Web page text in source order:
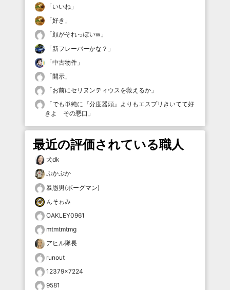
「いいね 」
「好き 」
「顔がそれっぽいw 」
「新フレーバーかな？ 」
「中古物件 」
「開示 」
「お前にセリヌンティウスを救えるか 」
「でも単純に『分度器頭』よりもエスプリきいてて好
きよ その悪口 」
最近の評価されている職人
犬dk
ぷかぷか
暴愚男(ボーグマン)
んそゎみ
OAKLEY0961
mtmtmtmg
アヒル隊長
runout
12379×7224
9581